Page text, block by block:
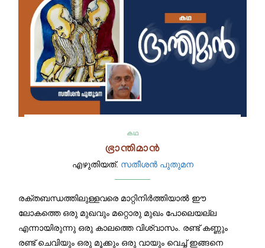
കഥ
ഭ്രാന്തിമാന്‍
എഴുതിയത്. സതീശന്‍ പുതുമന
രക്തബന്ധത്തിലുള്ളവരെ മാറ്റിനിര്‍ത്തിയാല്‍ ഈ
ലോകത്തെ ഒരു മുഖവും മറ്റൊരു മുഖം പോലെയല്ല
എന്നായിരുന്നു ഒരു കാലത്തെ വിശ്വാസം. രണ്ട് കണ്ണും
രണ്ട് ചെവിയും ഒരു മൂക്കും ഒരു വായും വെച്ച് ഇങ്ങനെ